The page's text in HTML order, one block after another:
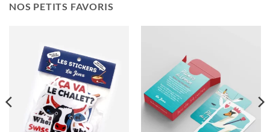
NOS PETITS FAVORIS